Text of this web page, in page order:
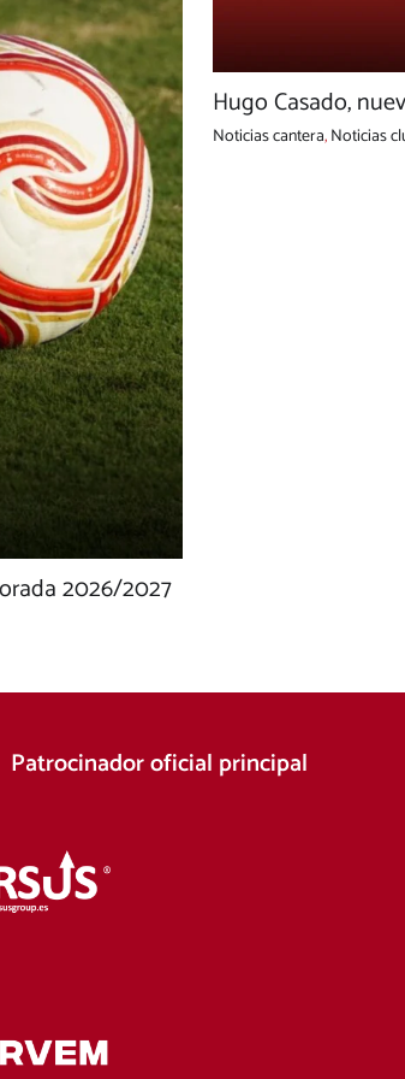
2026/2027
Hugo Casado,
Noticias cantera,Noticias
Patrocinador oficial principal